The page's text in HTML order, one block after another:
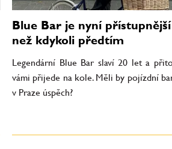
Blue Bar je nyní přístupnější
než kdykoli předtím
Legendární Blue Bar slaví 20 let a
vámi přijede na kole. Měli by pojízdní
v Praze úspěch?